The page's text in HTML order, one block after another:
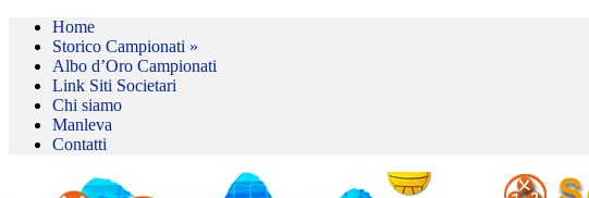
Home
Storico Campionati »
Albo d’Oro Campionati
Link Siti Societari
Chi siamo
Manleva
Contatti